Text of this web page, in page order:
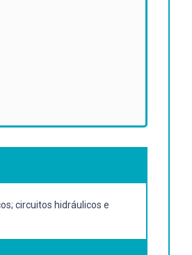
circuitos hidráulicos e